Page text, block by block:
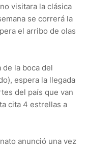
no visitara la clásica
se correrá la
el arribo de olas
la boca del
espera la llegada
del país que van
cita 4 estrellas a
anunció una vez